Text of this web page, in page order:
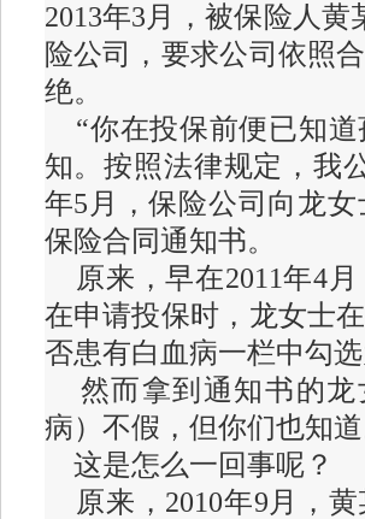
2013年3月，被保险人
险公司，要求公司依照
绝。
“你在投保前便已知道
知。按照法律规定，我
年5月，保险公司向龙
保险合同通知书。
原来，早在2011年4
在申请投保时，龙女士
否患有白血病一栏中勾选
然而拿到通知书的龙
病）不假，但你们也知
这是怎么一回事呢？
原来，2010年9月，